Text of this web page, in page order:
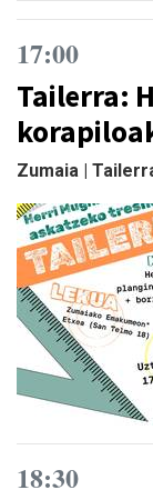
17:00
Tailerra:
Zumaia |
18:30